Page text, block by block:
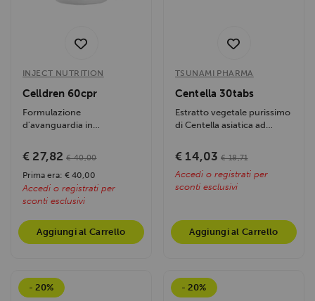
INJECT NUTRITION
Celldren 60cpr
Formulazione
d'avanguardia in
vegetali purissimi....
€ 27,82 € 40,00
Prima era: € 40,00
Accedi o registrati per
sconti esclusivi
Aggiungi al Carrello
TSUNAMI PHARMA
Centella 30tabs
Estratto vegetale purissimo
di Centella asiatica ad
€ 14,03 € 18,71
Accedi o registrati per
sconti esclusivi
Aggiungi al Carrello
- 20% - 20%